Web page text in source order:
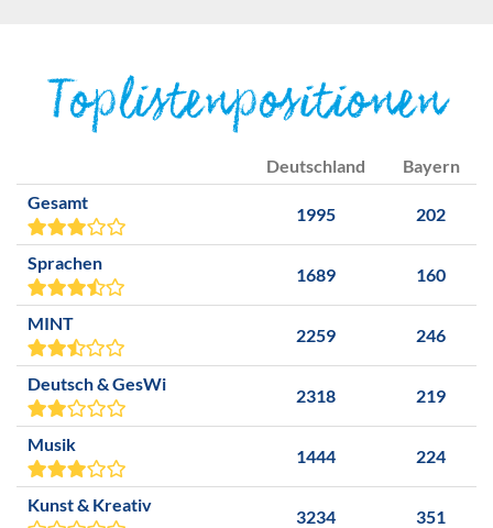
Toplistenpositionen
Deutschland
Bayern
Gesamt
1995 202
Sprachen
1689 160
MINT
2259 246
Deutsch & GesWi
2318 219
Musik
1444 224
Kunst & Kreativ
3234 351